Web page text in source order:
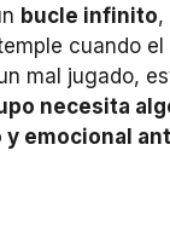
bucle infinito,
cuando
mal jugado,
necesita
emocional